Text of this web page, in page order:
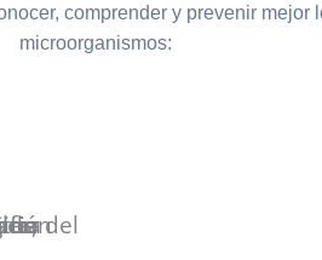
comprender y prevenir mejor
microorganismos: